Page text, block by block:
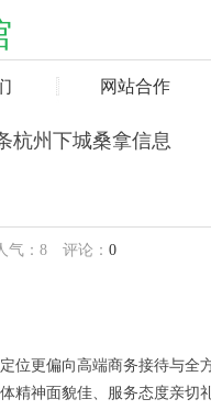
网站合作
杭州下城桑拿信息
： 8评论： 0
更偏向高端商务接待与全
精神面貌佳、服务态度亲